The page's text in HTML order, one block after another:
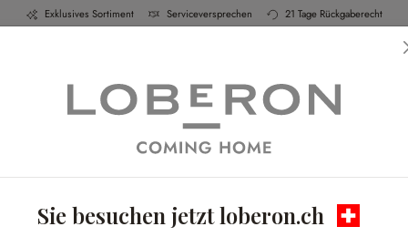
Exklusives Sortiment Serviceversprechen 21 Tage Rückgaberecht
Küche Schlafen Bad
Sie besuchen jetzt loberon.ch